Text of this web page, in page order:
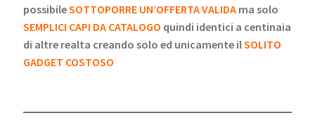
possibileSOTTOPORRE UN’OFFERTA VALIDAma solo
SEMPLICI CAPI DA CATALOGO quindi identici a centinaia
di altre realta creando solo ed unicamente ilSOLITO
GADGET COSTOSO